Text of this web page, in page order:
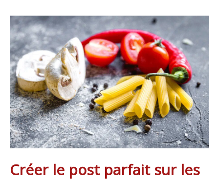
Créer le post parfait sur les
Créer
le
post
parfait
sur
les
réseaux
sociaux